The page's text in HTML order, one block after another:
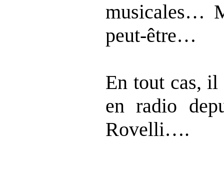
musicales…
peut-être…
En tout cas, il
en radio
Rovelli….